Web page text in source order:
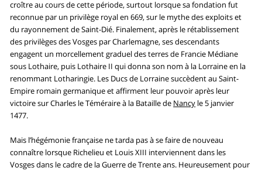
croître au cours de cette période, surtout lorsque sa fondation fut
reconnue par un privilège royal en 669, sur le mythe des exploits et
du rayonnement de Saint-Dié. Finalement, après le rétablissement
des privilèges des Vosges par Charlemagne, ses descendants
engagent un morcellement graduel des terres de Francie Médiane
sous Lothaire, puis Lothaire II qui donna son nom à la Lorraine en la
renommant Lotharingie. Les Ducs de Lorraine succèdent au Saint-
Empire romain germanique et affirment leur pouvoir après leur
victoire sur Charles le Téméraire à la Bataille de Nancy le 5 janvier
1477.
Mais l’hégémonie française ne tarda pas à se faire de nouveau
connaître lorsque Richelieu et Louis XIII interviennent dans les
Vosges dans le cadre de la Guerre de Trente ans. Heureusement pour